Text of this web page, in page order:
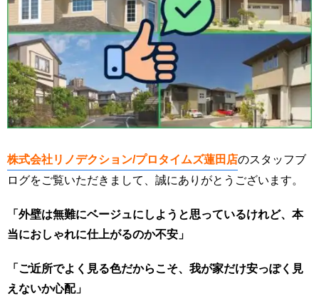
株式会社リノデクション/プロタイムズ蓮田店のスタッフブ
ログをご覧いただきまして、誠にありがとうございます。
「外壁は無難にベージュにしようと思っているけれど、本
当におしゃれに仕上がるのか不安」
「ご近所でよく見る色だからこそ、我が家だけ安っぽく見
えないか心配」